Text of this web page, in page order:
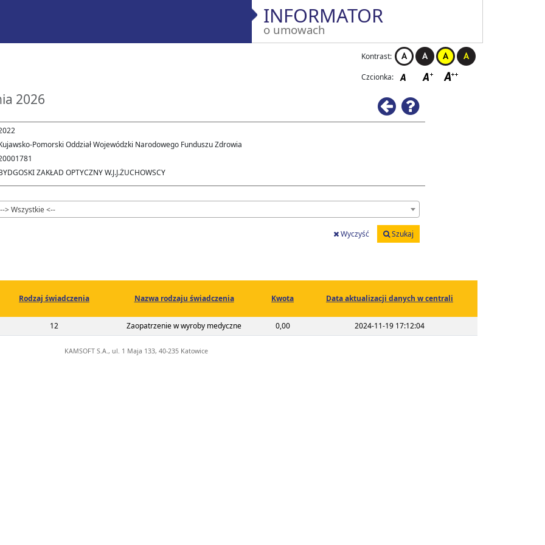
INFORMATOR
o umowach
Kontrast:
Czcionka:
2026 Wstecz
Pomoc
Pomorski Oddział Wojewódzki Narodowego Funduszu Zdrowia
ZAKŁAD OPTYCZNY W.J.J.ŻUCHOWSCY
--> Wszystkie <--
Wyczyść Szukaj
Rodzaj świadczenia Nazwa rodzaju świadczenia Kwota Data aktualizacji danych w centrali
00-01781-22-01
12 Zaopatrzenie w wyroby medyczne 0,00 2024-11-19 17:12:04
KAMSOFT S.A., ul. 1 Maja 133, 40-235 Katowice